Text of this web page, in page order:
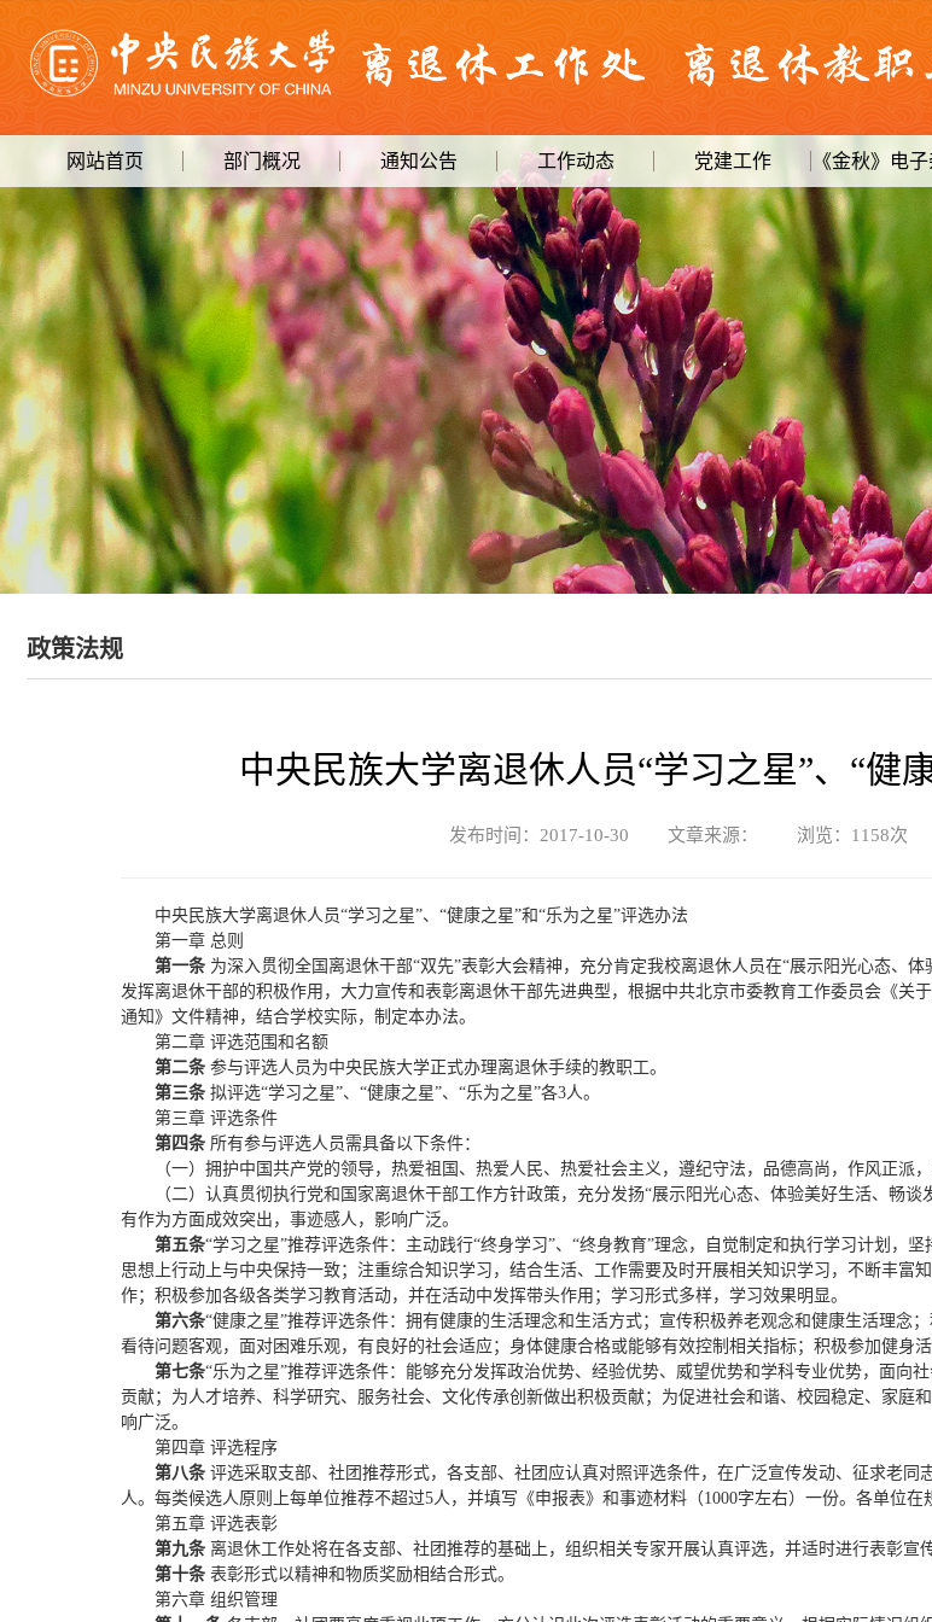
网站首页 部门概况 通知公告 工作动态 党建工作 《金秋》电
政策法规
中央民族大学离退休人员“学习之星”、“健
发布时间：2017-10-30 文章来源： 浏览： 1158次
中央民族大学离退休人员“学习之星”、“健康之星”和“乐为之星”评选办法
第一章 总则
第一条为深入贯彻全国离退休干部“双先”表彰大会精神，充分肯定我校离退休人员在“展示阳光心态、
发挥离退休干部的积极作用，大力宣传和表彰离退休干部先进典型，根据中共北京市委教育工作委员会《关
通知》文件精神，结合学校实际，制定本办法。
第二章 评选范围和名额
第二条参与评选人员为中央民族大学正式办理离退休手续的教职工。
第三条拟评选“学习之星”、“健康之星”、“乐为之星”各3人。
第三章 评选条件
第四条所有参与评选人员需具备以下条件：
（一）拥护中国共产党的领导，热爱祖国、热爱人民、热爱社会主义，遵纪守法，品德高尚，作风正派
（二）认真贯彻执行党和国家离退休干部工作方针政策，充分发扬“展示阳光心态、体验美好生活、畅
有作为方面成效突出，事迹感人，影响广泛。
第五条“学习之星”推荐评选条件：主动践行“终身学习”、“终身教育”理念，自觉制定和执行学习计划，
思想上行动上与中央保持一致；注重综合知识学习，结合生活、工作需要及时开展相关知识学习，不断丰富
作；积极参加各级各类学习教育活动，并在活动中发挥带头作用；学习形式多样，学习效果明显。
第六条“健康之星”推荐评选条件：拥有健康的生活理念和生活方式；宣传积极养老观念和健康生活理念
看待问题客观，面对困难乐观，有良好的社会适应；身体健康合格或能够有效控制相关指标；积极参加健身
第七条“乐为之星”推荐评选条件：能够充分发挥政治优势、经验优势、威望优势和学科专业优势，面向
贡献；为人才培养、科学研究、服务社会、文化传承创新做出积极贡献；为促进社会和谐、校园稳定、家庭
响广泛。
第四章 评选程序
第八条评选采取支部、社团推荐形式，各支部、社团应认真对照评选条件，在广泛宣传发动、征求老同
人。每类候选人原则上每单位推荐不超过5人，并填写《申报表》和事迹材料（1000字左右）一份。各单位
第五章 评选表彰
第九条离退休工作处将在各支部、社团推荐的基础上，组织相关专家开展认真评选，并适时进行表彰宣传
第十条表彰形式以精神和物质奖励相结合形式。
第六章 组织管理